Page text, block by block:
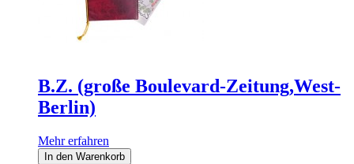
B.Z. (große Boulevard-Zeitung,West-
Berlin)
Mehr erfahren
In den Warenkorb